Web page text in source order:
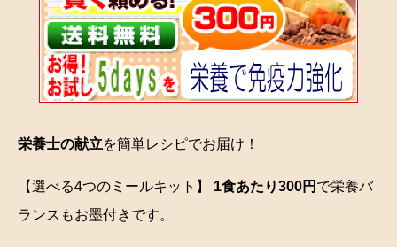
栄養士の献立を簡単レシピでお届け！
【選べる4つのミールキット】 1食あたり300円 で栄養バ
ランスもお墨付きです。